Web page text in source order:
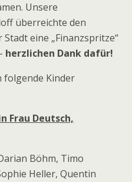
Unsere
überreichte den
eine „Finanzspritze“
herzlichen Dank dafür!
folgende Kinder
Frau Deutsch,
Böhm, Timo
Heller, Quentin